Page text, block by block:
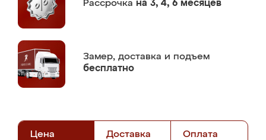
Рассрочка на 3, 4, 6 месяцев
Замер, доставка и подъем
бесплатно
Цена Доставка Оплата